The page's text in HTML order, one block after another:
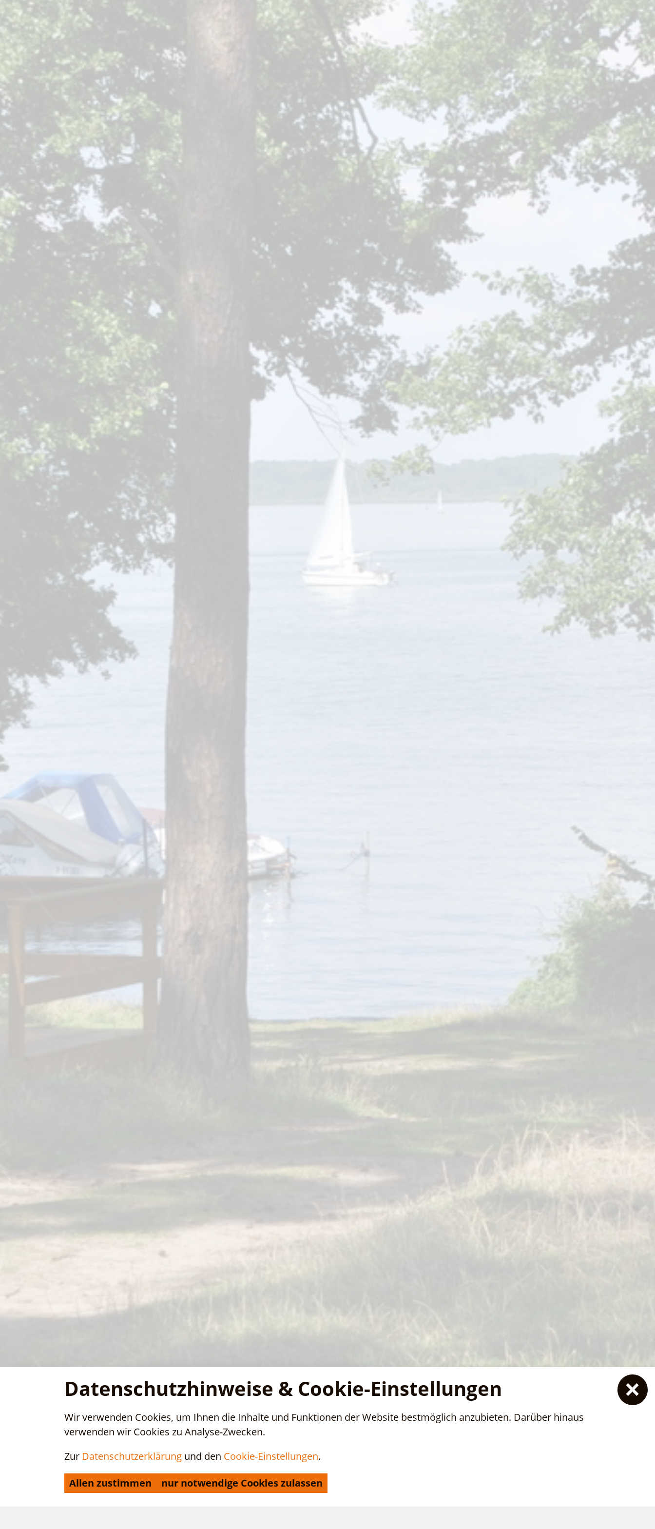
Unterkünfte buchen
Datenschutzhinweise & Cookie-Einstellungen
Wir verwenden Cookies, um Ihnen die Inhalte und Funktionen der Website bestmöglich anzubieten. Darüber hinaus
verwenden wir Cookies zu Analyse-Zwecken.
Zur Datenschutzerklärung und den Cookie-Einstellungen.
Allen zustimmen nur notwendige Cookies zulassen